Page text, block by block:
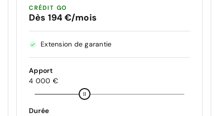
CRÉDIT GO
Dès 194 €/mois
Extension de garantie
Apport
4 000 €
Durée